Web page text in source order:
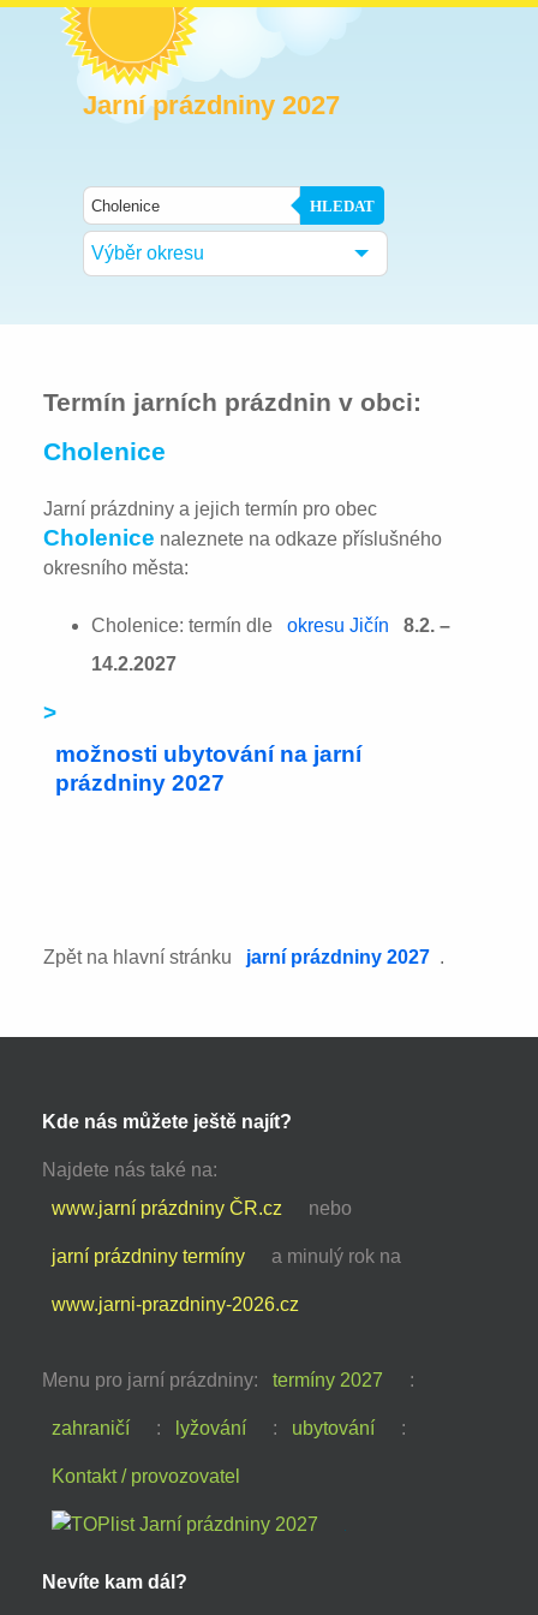
Jarní prázdniny 2027
HLEDAT
Výběr okresu
Termín jarních prázdnin v obci:
Cholenice
Jarní prázdniny a jejich termín pro obec
Cholenice naleznete na odkaze příslušného
okresního města:
Cholenice: termín dle okresu Jičín
8.2. –
14.2.2027
>
možnosti ubytování na jarní
prázdniny 2027
Zpět na hlavní stránku jarní prázdniny 2027 .
Kde nás můžete ještě najít?
Najdete nás také na:
www.jarní prázdniny ČR.cz
nebo
jarní prázdniny termíny a minulý rok na
www.jarni-prazdniny-2026.cz
Menu pro jarní prázdniny: termíny 2027 :
zahraničí : lyžování : ubytování :
Kontakt / provozovatel
Nevíte kam dál?